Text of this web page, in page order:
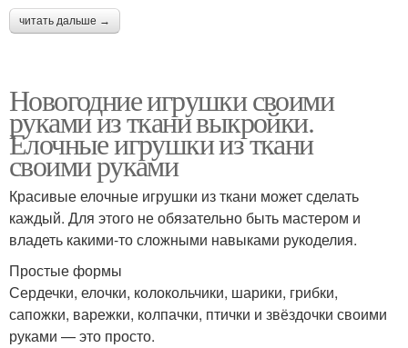
читать дальше →
Новогодние игрушки своими
руками из ткани выкройки.
Елочные игрушки из ткани
своими руками
Красивые елочные игрушки из ткани может сделать
каждый. Для этого не обязательно быть мастером и
владеть какими-то сложными навыками рукоделия.
Простые формы
Сердечки, елочки, колокольчики, шарики, грибки,
сапожки, варежки, колпачки, птички и звёздочки своими
руками — это просто.